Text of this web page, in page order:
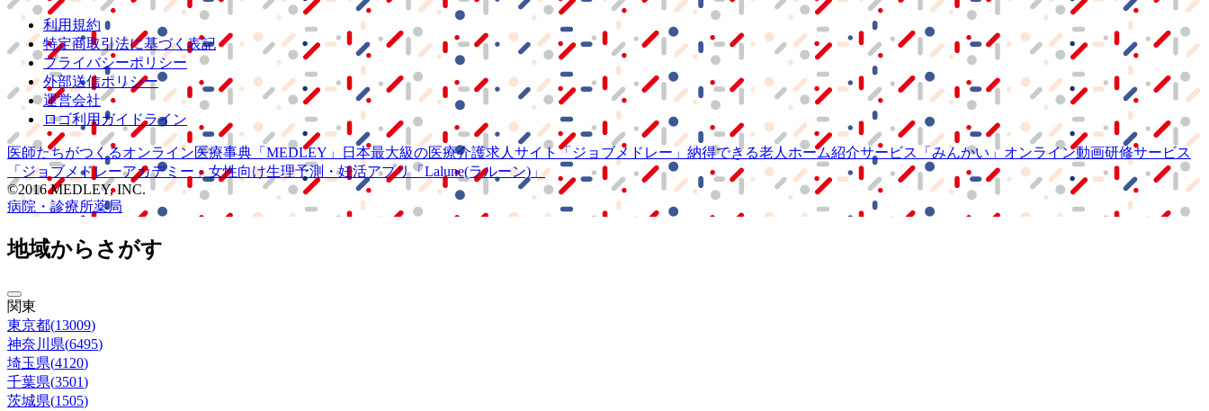
利用規約
特定商取引法に基づく表記
プライバシーポリシー
外部送信ポリシー
運営会社
ロゴ利用ガイドライン
医師たちがつくるオンライン医療事典 「MEDLEY」 日本最大級の医療介護求人サイト 「ジョブメドレー」 納得できる老人ホーム紹介サービス 「みんかい」 オンライン動画研修サービス
「ジョブメドレーアカデミー」 女性向け生理予測・妊活アプリ「Lalune(ラルーン)」
©2016 MEDLEY, INC.
病院・診療所薬局
地域からさがす
関東
東京都(13009)
神奈川県(6495)
埼玉県(4120)
千葉県(3501)
茨城県(1505)